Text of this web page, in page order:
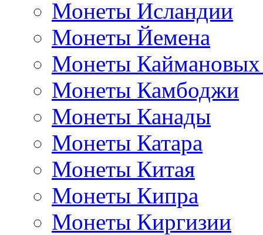
Монеты Исландии
Монеты Йемена
Монеты Каймановых
Монеты Камбоджи
Монеты Канады
Монеты Катара
Монеты Китая
Монеты Кипра
Монеты Киргизии